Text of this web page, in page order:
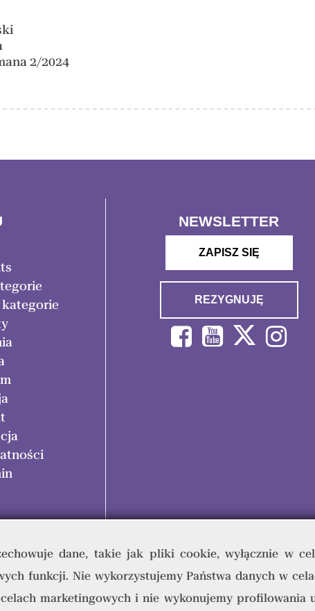
2/2024
kategorie
NEWSLETTER
ZAPISZ SIĘ
REZYGNUJĘ
dane, takie jak pliki cookie, wyłącznie w
funkcji. Nie wykorzystujemy Państwa danych w
marketingowych i nie wykonujemy profilowania